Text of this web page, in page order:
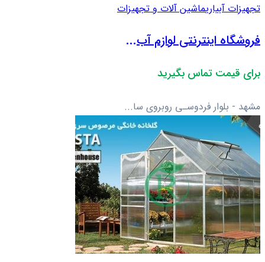
تجهیزات آبیاریماشین آلات و تجهیزات
فروشگاه اینترنتی لوازم آب...
برای قیمت تماس بگیرید
مشهد - بلوار فردوسـی روبروی سا...